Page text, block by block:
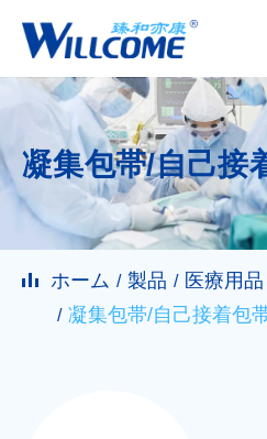
凝集包帯/自己接
ホーム 製品 医療用品
凝集包帯/自己接着包